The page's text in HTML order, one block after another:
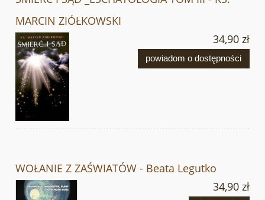
MARCIN ZIÓŁKOWSKI
34,90 zł
powiadom o dostępności
WOŁANIE Z ZAŚWIATÓW - Beata Legutko
34,90 zł